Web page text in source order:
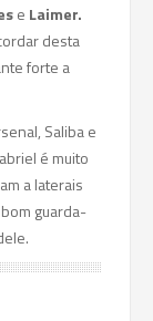
e Laimer.
desta
forte a
Saliba e
é muito
a laterais
guarda-